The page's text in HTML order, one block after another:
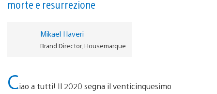
morte e resurrezione
Mikael Haveri
Brand Director, Housemarque
Ciao a tutti! Il 2020 segna il venticinquesimo